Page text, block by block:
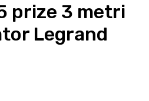
prize 3 metri
Legrand